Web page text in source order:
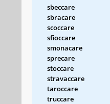
sbeccare
sbracare
scoccare
sfioccare
smonacare
sprecare
stoccare
stravaccare
taroccare
truccare